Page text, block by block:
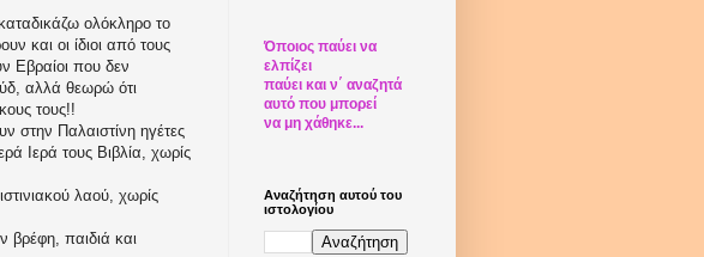
ολόκληρο το
και οι ίδιοι από τους
Εβραίοι που δεν
αλλά θεωρώ ότι
τους!!
στην Παλαιστίνη ηγέτες
Ιερά τους Βιβλία, χωρίς
λαού, χωρίς
βρέφη, παιδιά και
Όποιος παύει να
ελπίζει
παύει και ν΄ αναζητά
αυτό που μπορεί
να μη χάθηκε...
Αναζήτηση αυτού του
ιστολογίου